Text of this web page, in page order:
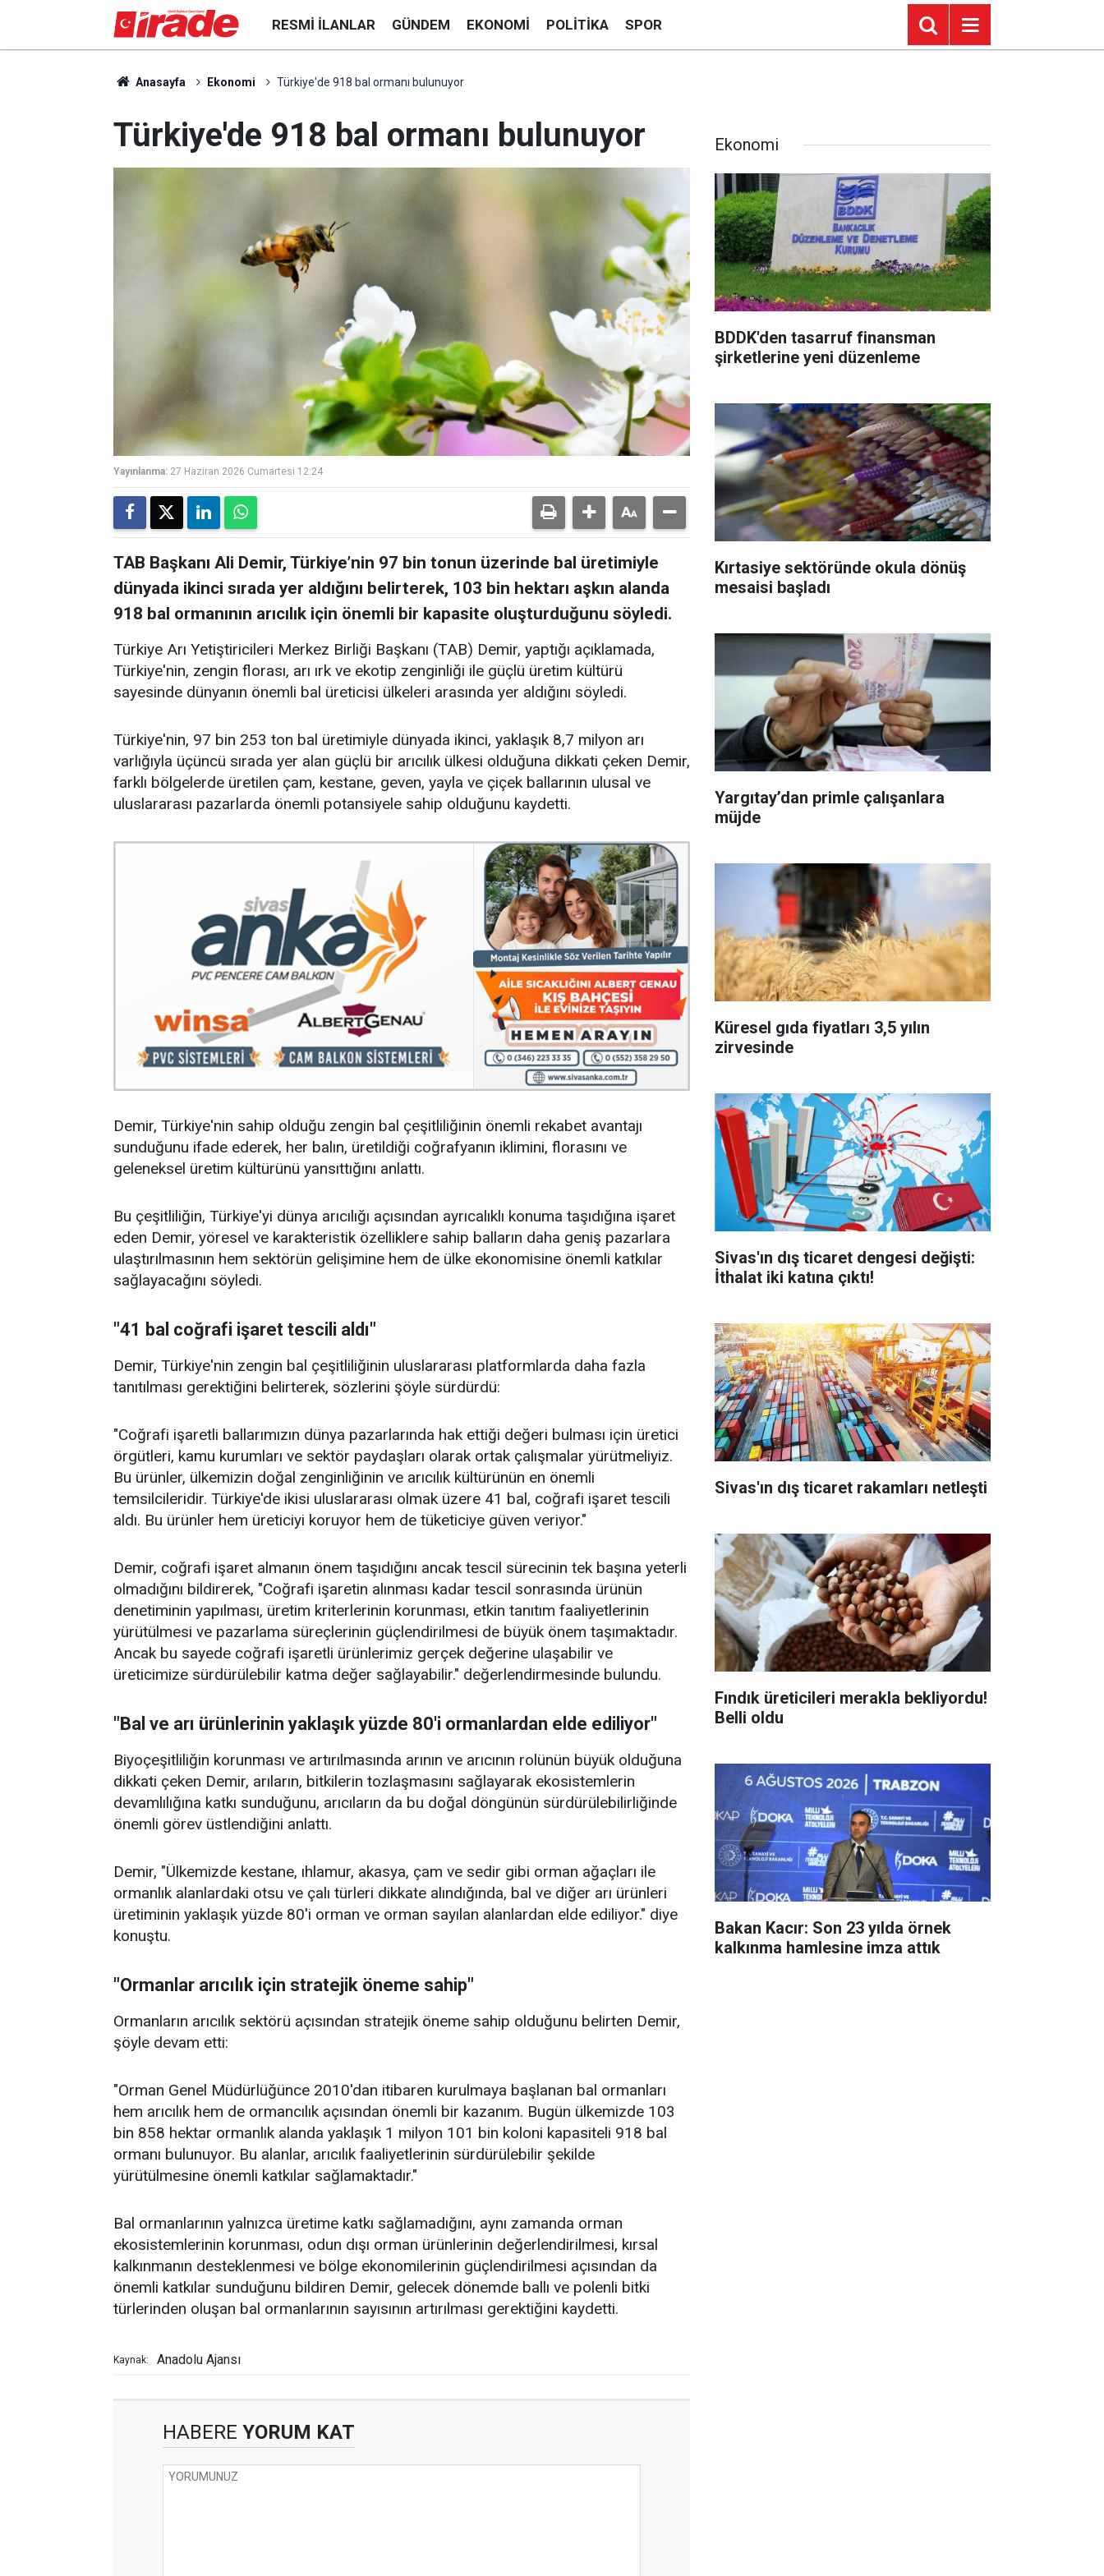
RESMI İLANLAR GÜNDEM EKONOMI POLITIKA SPOR
Anasayfa Ekonomi Türkiye'de 918 bal ormanı bulunuyor
Türkiye'de 918 bal ormanı bulunuyor
Yayınlanma: 27 Haziran 2026 Cumartesi 12:24
TAB Başkanı Ali Demir, Türkiye’nin 97 bin tonun üzerinde bal üretimiyle
dünyada ikinci sırada yer aldığını belirterek, 103 bin hektarı aşkın alanda
918 bal ormanının arıcılık için önemli bir kapasite oluşturduğunu söyledi.
Türkiye Arı Yetiştiricileri Merkez Birliği Başkanı (TAB) Demir, yaptığı açıklamada,
Türkiye'nin, zengin florası, arı ırk ve ekotip zenginliği ile güçlü üretim kültürü
sayesinde dünyanın önemli bal üreticisi ülkeleri arasında yer aldığını söyledi.
Türkiye'nin, 97 bin 253 ton bal üretimiyle dünyada ikinci, yaklaşık 8,7 milyon arı
varlığıyla üçüncü sırada yer alan güçlü bir arıcılık ülkesi olduğuna dikkati çeken Demir,
farklı bölgelerde üretilen çam, kestane, geven, yayla ve çiçek ballarının ulusal ve
uluslararası pazarlarda önemli potansiyele sahip olduğunu kaydetti.
Demir, Türkiye'nin sahip olduğu zengin bal çeşitliliğinin önemli rekabet avantajı
sunduğunu ifade ederek, her balın, üretildiği coğrafyanın iklimini, florasını ve
geleneksel üretim kültürünü yansıttığını anlattı.
Bu çeşitliliğin, Türkiye'yi dünya arıcılığı açısından ayrıcalıklı konuma taşıdığına işaret
eden Demir, yöresel ve karakteristik özelliklere sahip balların daha geniş pazarlara
ulaştırılmasının hem sektörün gelişimine hem de ülke ekonomisine önemli katkılar
sağlayacağını söyledi.
"41 bal coğrafi işaret tescili aldı"
Demir, Türkiye'nin zengin bal çeşitliliğinin uluslararası platformlarda daha fazla
tanıtılması gerektiğini belirterek, sözlerini şöyle sürdürdü:
"Coğrafi işaretli ballarımızın dünya pazarlarında hak ettiği değeri bulması için üretici
örgütleri, kamu kurumları ve sektör paydaşları olarak ortak çalışmalar yürütmeliyiz.
Bu ürünler, ülkemizin doğal zenginliğinin ve arıcılık kültürünün en önemli
temsilcileridir. Türkiye'de ikisi uluslararası olmak üzere 41 bal, coğrafi işaret tescili
aldı. Bu ürünler hem üreticiyi koruyor hem de tüketiciye güven veriyor."
Demir, coğrafi işaret almanın önem taşıdığını ancak tescil sürecinin tek başına yeterli
olmadığını bildirerek, "Coğrafi işaretin alınması kadar tescil sonrasında ürünün
denetiminin yapılması, üretim kriterlerinin korunması, etkin tanıtım faaliyetlerinin
yürütülmesi ve pazarlama süreçlerinin güçlendirilmesi de büyük önem taşımaktadır.
Ancak bu sayede coğrafi işaretli ürünlerimiz gerçek değerine ulaşabilir ve
üreticimize sürdürülebilir katma değer sağlayabilir." değerlendirmesinde bulundu.
"Bal ve arı ürünlerinin yaklaşık yüzde 80'i ormanlardan elde ediliyor"
Biyoçeşitliliğin korunması ve artırılmasında arının ve arıcının rolünün büyük olduğuna
dikkati çeken Demir, arıların, bitkilerin tozlaşmasını sağlayarak ekosistemlerin
devamlılığına katkı sunduğunu, arıcıların da bu doğal döngünün sürdürülebilirliğinde
önemli görev üstlendiğini anlattı.
Demir, "Ülkemizde kestane, ıhlamur, akasya, çam ve sedir gibi orman ağaçları ile
ormanlık alanlardaki otsu ve çalı türleri dikkate alındığında, bal ve diğer arı ürünleri
üretiminin yaklaşık yüzde 80'i orman ve orman sayılan alanlardan elde ediliyor." diye
konuştu.
"Ormanlar arıcılık için stratejik öneme sahip"
Ormanların arıcılık sektörü açısından stratejik öneme sahip olduğunu belirten Demir,
şöyle devam etti:
"Orman Genel Müdürlüğünce 2010'dan itibaren kurulmaya başlanan bal ormanları
hem arıcılık hem de ormancılık açısından önemli bir kazanım. Bugün ülkemizde 103
bin 858 hektar ormanlık alanda yaklaşık 1 milyon 101 bin koloni kapasiteli 918 bal
ormanı bulunuyor. Bu alanlar, arıcılık faaliyetlerinin sürdürülebilir şekilde
yürütülmesine önemli katkılar sağlamaktadır."
Bal ormanlarının yalnızca üretime katkı sağlamadığını, aynı zamanda orman
ekosistemlerinin korunması, odun dışı orman ürünlerinin değerlendirilmesi, kırsal
kalkınmanın desteklenmesi ve bölge ekonomilerinin güçlendirilmesi açısından da
önemli katkılar sunduğunu bildiren Demir, gelecek dönemde ballı ve polenli bitki
türlerinden oluşan bal ormanlarının sayısının artırılması gerektiğini kaydetti.
Kaynak: Anadolu Ajansı
HABERE YORUM KAT
Ekonomi
BDDK'den tasarruf finansman
şirketlerine yeni düzenleme
Kırtasiye sektöründe okula dönüş
mesaisi başladı
Yargıtay’dan primle çalışanlara
müjde
Küresel gıda fiyatları 3,5 yılın
zirvesinde
Sivas'ın dış ticaret dengesi değişti:
İthalat iki katına çıktı!
Sivas'ın dış ticaret rakamları netleşti
Fındık üreticileri merakla bekliyordu!
Belli oldu
Bakan Kacır: Son 23 yılda örnek
kalkınma hamlesine imza attık